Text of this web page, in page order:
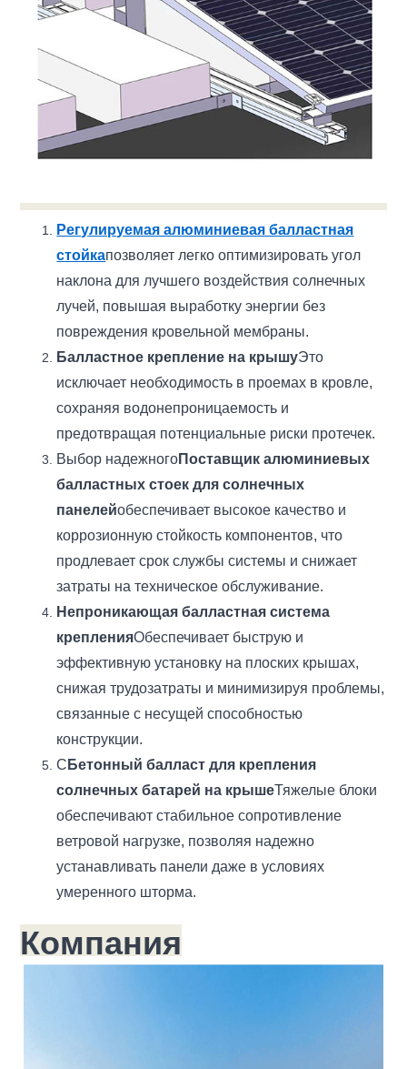
Регулируемая алюминиевая балластная
стойкапозволяет легко оптимизировать угол
наклона для лучшего воздействия солнечных
лучей, повышая выработку энергии без
повреждения кровельной мембраны.
Балластное крепление на крышуЭто
исключает необходимость в проемах в кровле,
сохраняя водонепроницаемость и
предотвращая потенциальные риски протечек.
Выбор надежногоПоставщик алюминиевых
балластных стоек для солнечных
панелейобеспечивает высокое качество и
коррозионную стойкость компонентов, что
продлевает срок службы системы и снижает
затраты на техническое обслуживание.
Непроникающая балластная система
крепленияОбеспечивает быструю и
эффективную установку на плоских крышах,
снижая трудозатраты и минимизируя проблемы,
связанные с несущей способностью
конструкции.
С Бетонный балласт для крепления
солнечных батарей на крышеТяжелые блоки
обеспечивают стабильное сопротивление
ветровой нагрузке, позволяя надежно
устанавливать панели даже в условиях
умеренного шторма.
Компания